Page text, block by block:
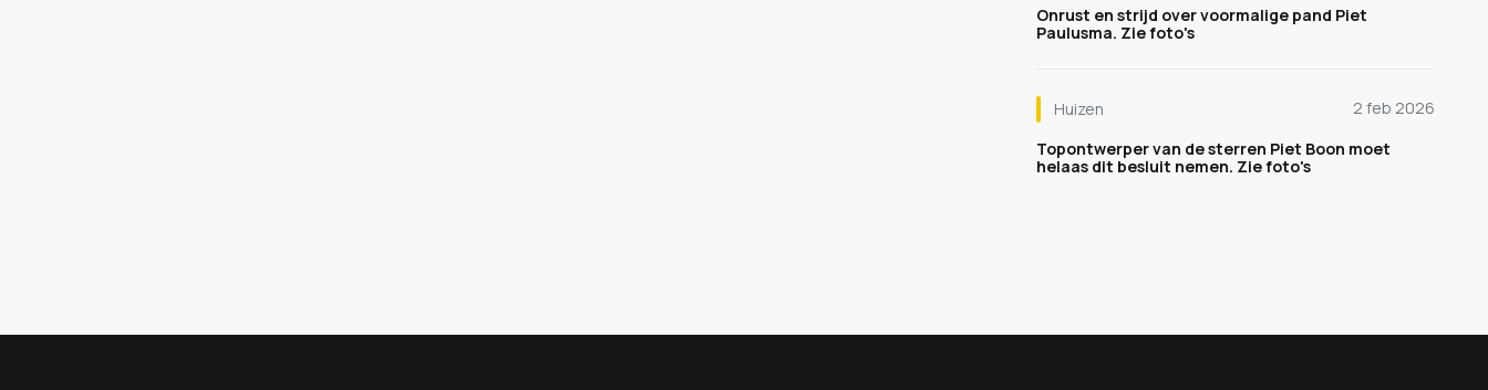
Onrust en strijd over voormalige pand Piet
Paulusma. Zie foto's
Huizen
2 feb 2026
Topontwerper van de sterren Piet Boon moet
helaas dit besluit nemen. Zie foto's